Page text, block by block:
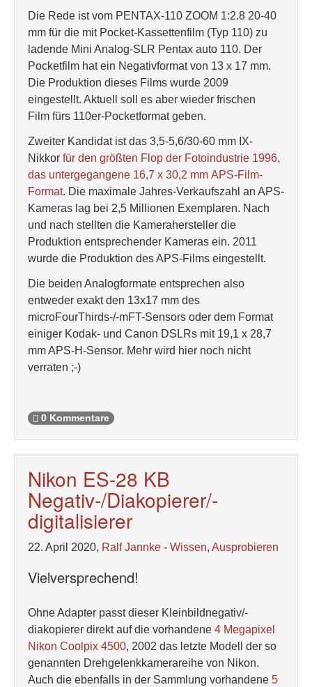
Die Rede ist vom PENTAX-110 ZOOM 1:2.8 20-40
mm für die mit Pocket-Kassettenfilm (Typ 110) zu
ladende Mini Analog-SLR Pentax auto 110. Der
Pocketfilm hat ein Negativformat von 13 x 17 mm.
Die Produktion dieses Films wurde 2009
eingestellt. Aktuell soll es aber wieder frischen
Film fürs 110er-Pocketformat geben.
Zweiter Kandidat ist das 3,5-5,6/30-60 mm IX-
Nikkor für den größten Flop der Fotoindustrie 1996,
das untergegangene 16,7 x 30,2 mm APS-Film-
Format. Die maximale Jahres-Verkaufszahl an APS-
Kameras lag bei 2,5 Millionen Exemplaren. Nach
und nach stellten die Kamerahersteller die
Produktion entsprechender Kameras ein. 2011
wurde die Produktion des APS-Films eingestellt.
Die beiden Analogformate entsprechen also
entweder exakt den 13x17 mm des
microFourThirds-/-mFT-Sensors oder dem Format
einiger Kodak- und Canon DSLRs mit 19,1 x 28,7
mm APS-H-Sensor. Mehr wird hier noch nicht
verraten ;-)
0 Kommentare
Nikon ES-28 KB
Negativ-/Diakopierer/-
digitalisierer
22. April 2020, Ralf Jannke - Wissen, Ausprobieren
Vielversprechend!
Ohne Adapter passt dieser Kleinbildnegativ/-
diakopierer direkt auf die vorhandene 4 Megapixel
Nikon Coolpix 4500, 2002 das letzte Modell der so
genannten Drehgelenkkamerareihe von Nikon.
Auch die ebenfalls in der Sammlung vorhandene 5